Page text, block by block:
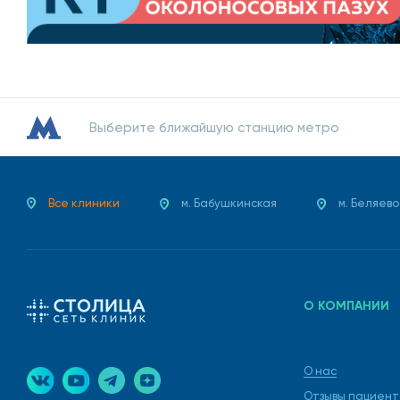
Выберите ближайшую станцию метро
Все клиники м. Бабушкинская м. Беляево
О КОМПАНИИ
О нас
Отзывы